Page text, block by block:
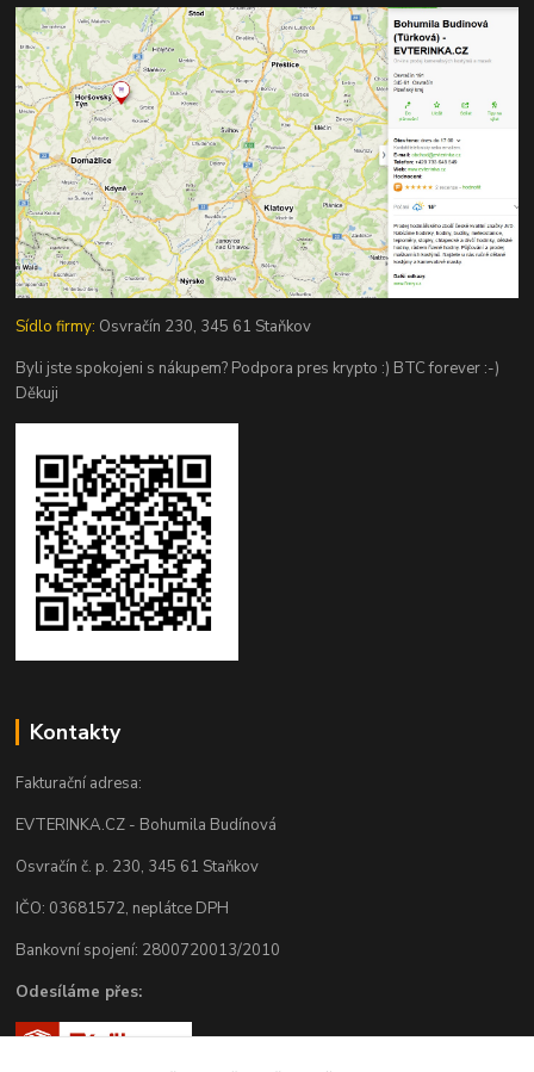
Sídlo firmy: Osvračín 230, 345 61 Staňkov
Byli jste spokojeni s nákupem? Podpora pres krypto :) BTC forever :-)
Děkuji
Kontakty
Fakturační adresa:
EVTERINKA.CZ - Bohumila Budínová
Osvračín č. p. 230, 345 61 Staňkov
IČO: 03681572, neplátce DPH
Bankovní spojení: 2800720013/2010
Odesíláme přes: